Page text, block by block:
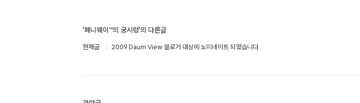
'페니웨이™의 궁시렁'의 다른글
현재글 2009 Daum View 블로거 대상에 노미네이트 되었습니다